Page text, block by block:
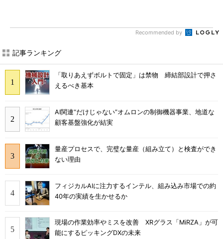
Recommended by
記事ランキング
「取りあえずボルトで固定」は禁物 締結部設計で押さ
えるべき基本
AI関連“だけじゃない”オムロンの制御機器事業、地道な
顧客基盤強化が結実
量産プロセスで、完璧な量産（組み立て）と検査ができ
ない理由
フィジカルAIに注力するインテル、組み込み市場での約
40年の実績を生かせるか
現場の作業効率やミスを改善 XRグラス「MiRZA」が可
能にするピッキングDXの未来